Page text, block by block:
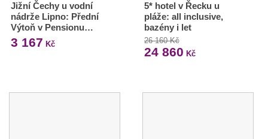
Jižní Čechy u vodní
nádrže Lipno: Přední
Výtoň v Pensionu…
3 167 Kč
5* hotel v Řecku u
pláže: all inclusive,
bazény i let
26 160 Kč
24 860 Kč